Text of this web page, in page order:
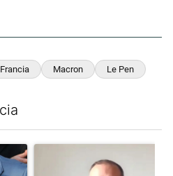
Francia Macron Le Pen
el título "Irán nombró al ideólogo